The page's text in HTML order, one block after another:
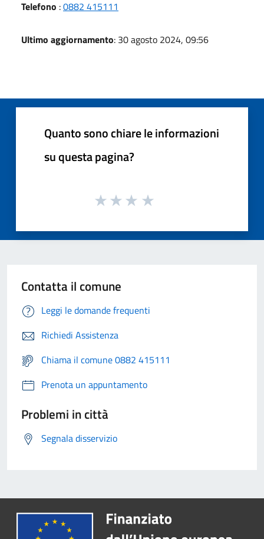
Telefono :0882 415111
Ultimo aggiornamento: 30 agosto 2024, 09:56
Quanto sono chiare le informazioni
su questa pagina?
Contatta il comune
Leggi le domande frequenti
Richiedi Assistenza
Chiama il comune 0882 415111
Prenota un appuntamento
Problemi in città
Segnala disservizio